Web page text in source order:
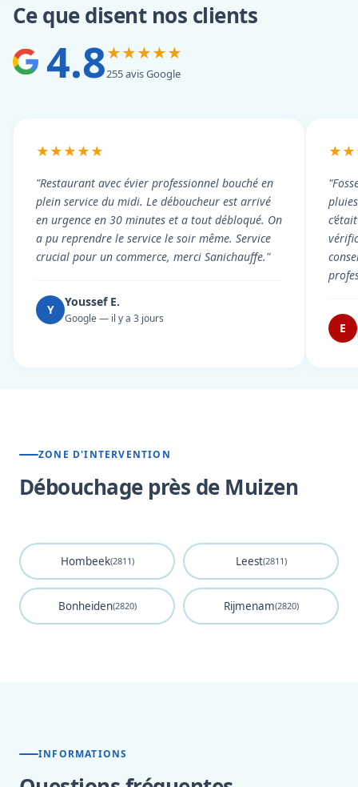
Ce que disent nos clients
4.8★★★★★
255 avis Google
★★★★★
"Restaurant avec évier professionnel bouché en
plein service du midi. Le déboucheur est arrivé
en urgence en 30 minutes et a tout débloqué. On
a pu reprendre le service le soir même. Service
crucial pour un commerce, merci Sanichauffe."
Y
Youssef E.
Google — il y a 3 jours
E
ZONE D'INTERVENTION
Débouchage près de Muizen
Hombeek(2811) Leest(2811)
Bonheiden(2820) Rijmenam(2820)
INFORMATIONS